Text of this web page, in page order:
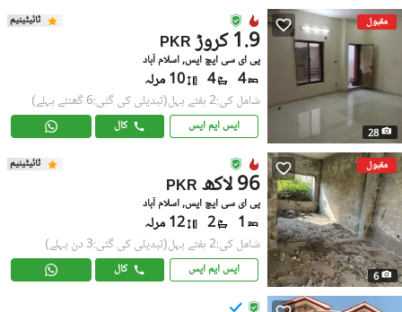
مقبول
28
ٹائیٹینیم
PKR 1.9 کروڑ
پی ای سی ایچ ایس, اسلام آباد
4
4 10 مرلہ
شامل کی:2 ہفتے پہل (تبدیلی کی گئی:6 گھنٹے پہلے)
ایس ایم ایس کال
مقبول
6
ٹائیٹینیم
PKR 96 لاکھ
پی ای سی ایچ ایس, اسلام آباد
1
2 12 مرلہ
شامل کی:2 ہفتے پہل (تبدیلی کی گئی:3 دن پہلے)
ایس ایم ایس کال